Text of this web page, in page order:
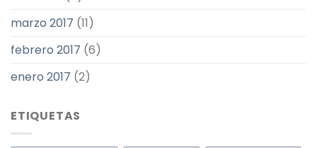
marzo 2017 (11)
febrero 2017 (6)
enero 2017 (2)
ETIQUETAS